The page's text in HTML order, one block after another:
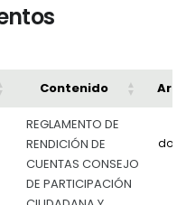
Contenido
REGLAMENTO DE
RENDICIÓN DE
CUENTAS CONSEJO
DE PARTICIPACIÓN